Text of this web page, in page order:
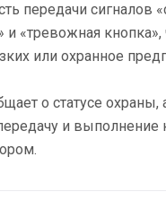
передачи сигналов
«тревожная кнопка»,
или охранное
о статусе охраны,
и выполнение